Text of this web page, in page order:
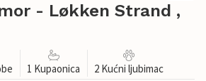
- Løkken Strand ,
1 Kupaonica 2 Kućni ljubimac